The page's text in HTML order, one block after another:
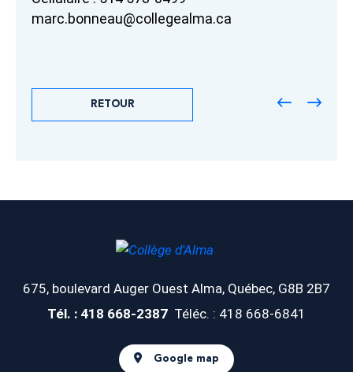
marc.bonneau@collegealma.ca
RETOUR
675, boulevard Auger Ouest Alma, Québec, G8B 2B7
Tél. : 418 668-2387 Téléc. : 418 668-6841
Google map